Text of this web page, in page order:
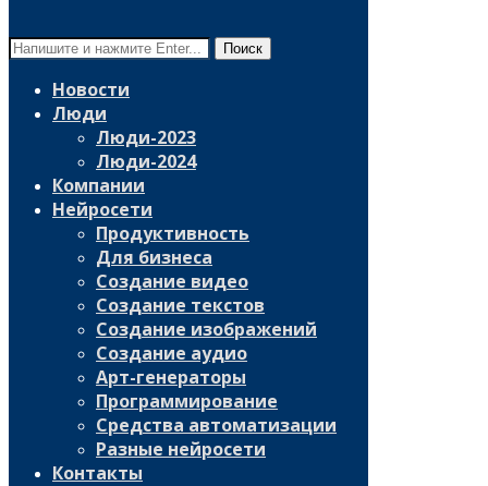
Поиск
Новости
Люди
Люди-2023
Люди-2024
Компании
Нейросети
Продуктивность
Для бизнеса
Создание видео
Создание текстов
Создание изображений
Создание аудио
Арт-генераторы
Программирование
Средства автоматизации
Разные нейросети
Контакты